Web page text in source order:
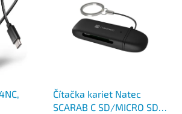
Čítačka kariet Natec
SCARAB C SD/MICRO SD